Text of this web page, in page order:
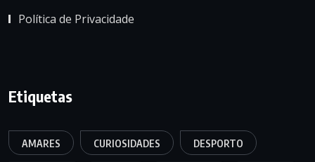
Política de Privacidade
Etiquetas
AMARES CURIOSIDADES DESPORTO